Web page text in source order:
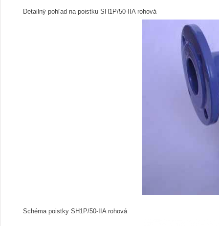
Detailný pohľad na poistku SH1P/50-IIA rohová
Schéma poistky SH1P/50-IIA rohová